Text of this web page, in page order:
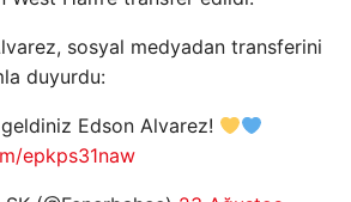
sosyal medyadan transferini
duyurdu:
Edson Alvarez!
epkps31naw